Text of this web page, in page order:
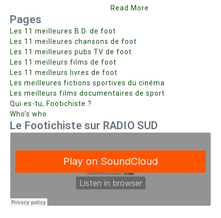
Read More
Pages
Les 11 meilleures B.D. de foot
Les 11 meilleures chansons de foot
Les 11 meilleures pubs TV de foot
Les 11 meilleurs films de foot
Les 11 meilleurs livres de foot
Les meilleures fictions sportives du cinéma
Les meilleurs films documentaires de sport
Qui es-tu, Footichiste ?
Who’s who
Le Footichiste sur RADIO SUD